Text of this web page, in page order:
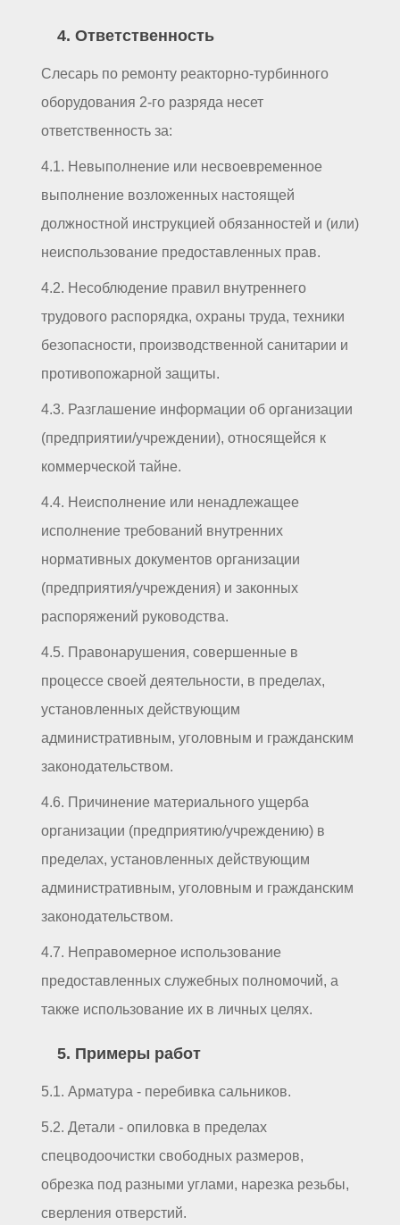
4. Ответственность
Слесарь по ремонту реакторно-турбинного
оборудования 2-го разряда несет
ответственность за:
4.1. Невыполнение или несвоевременное
выполнение возложенных настоящей
должностной инструкцией обязанностей и (или)
неиспользование предоставленных прав.
4.2. Несоблюдение правил внутреннего
трудового распорядка, охраны труда, техники
безопасности, производственной санитарии и
противопожарной защиты.
4.3. Разглашение информации об организации
(предприятии/учреждении), относящейся к
коммерческой тайне.
4.4. Неисполнение или ненадлежащее
исполнение требований внутренних
нормативных документов организации
(предприятия/учреждения) и законных
распоряжений руководства.
4.5. Правонарушения, совершенные в
процессе своей деятельности, в пределах,
установленных действующим
административным, уголовным и гражданским
законодательством.
4.6. Причинение материального ущерба
организации (предприятию/учреждению) в
пределах, установленных действующим
административным, уголовным и гражданским
законодательством.
4.7. Неправомерное использование
предоставленных служебных полномочий, а
также использование их в личных целях.
5. Примеры работ
5.1. Арматура - перебивка сальников.
5.2. Детали - опиловка в пределах
спецводоочистки свободных размеров,
обрезка под разными углами, нарезка резьбы,
сверления отверстий.